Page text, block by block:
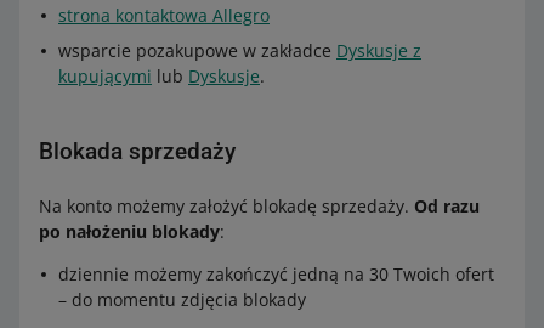
strona kontaktowa Allegro
wsparcie pozakupowe w zakładce Dyskusje z
kupującymi lub Dyskusje.
Blokada sprzedaży
Na konto możemy założyć blokadę sprzedaży. Od razu
po nałożeniu blokady:
dziennie możemy zakończyć jedną na 30 Twoich ofert
– do momentu zdjęcia blokady